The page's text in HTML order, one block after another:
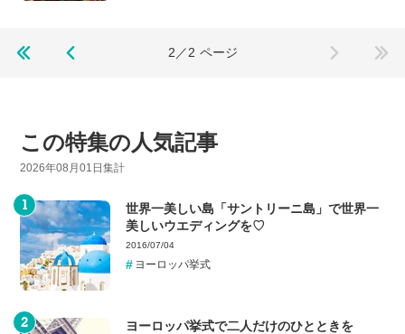
2／2 ページ
この特集の人気記事
2026年08月01日集計
世界一美しい島「サントリーニ島」で世界一
美しいウエディングを♡
2016/07/04
ヨーロッパ挙式
ヨーロッパ挙式で二人だけのひとときを